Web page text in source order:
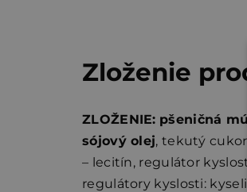
Zloženie
ZLOŽENIE: pšeničná
sójový olej, tekutý
– lecitín, regulátor
regulátory kyslosti: